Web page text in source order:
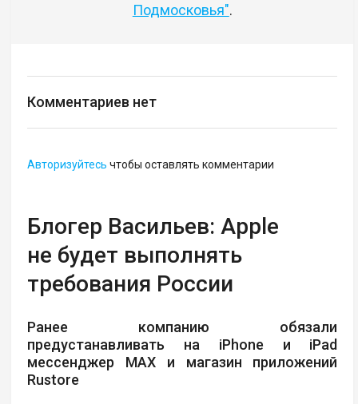
Подмосковья".
Комментариев нет
Авторизуйтесь чтобы оставлять комментарии
Блогер Васильев: Apple
не будет выполнять
требования России
Ранее компанию обязали
предустанавливать на iPhone и iPad
мессенджер MAX и магазин приложений
Rustore